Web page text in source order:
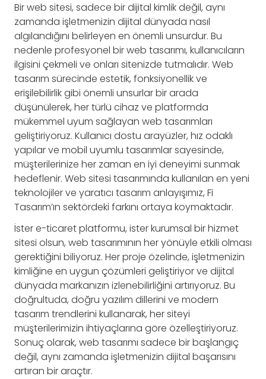
Bir web sitesi, sadece bir dijital kimlik değil, aynı
zamanda işletmenizin dijital dünyada nasıl
algılandığını belirleyen en önemli unsurdur. Bu
nedenle profesyonel bir web tasarımı, kullanıcıların
ilgisini çekmeli ve onları sitenizde tutmalıdır. Web
tasarım sürecinde estetik, fonksiyonellik ve
erişilebilirlik gibi önemli unsurlar bir arada
düşünülerek, her türlü cihaz ve platformda
mükemmel uyum sağlayan web tasarımları
geliştiriyoruz. Kullanıcı dostu arayüzler, hız odaklı
yapılar ve mobil uyumlu tasarımlar sayesinde,
müşterilerinize her zaman en iyi deneyimi sunmak
hedeflenir. Web sitesi tasarımında kullanılan en yeni
teknolojiler ve yaratıcı tasarım anlayışımız, Fi
Tasarım’ın sektördeki farkını ortaya koymaktadır.
İster e-ticaret platformu, ister kurumsal bir hizmet
sitesi olsun, web tasarımının her yönüyle etkili olması
gerektiğini biliyoruz. Her proje özelinde, işletmenizin
kimliğine en uygun çözümleri geliştiriyor ve dijital
dünyada markanızın izlenebilirliğini artırıyoruz. Bu
doğrultuda, doğru yazılım dillerini ve modern
tasarım trendlerini kullanarak, her siteyi
müşterilerimizin ihtiyaçlarına göre özelleştiriyoruz.
Sonuç olarak, web tasarımı sadece bir başlangıç
değil, aynı zamanda işletmenizin dijital başarısını
artıran bir araçtır.